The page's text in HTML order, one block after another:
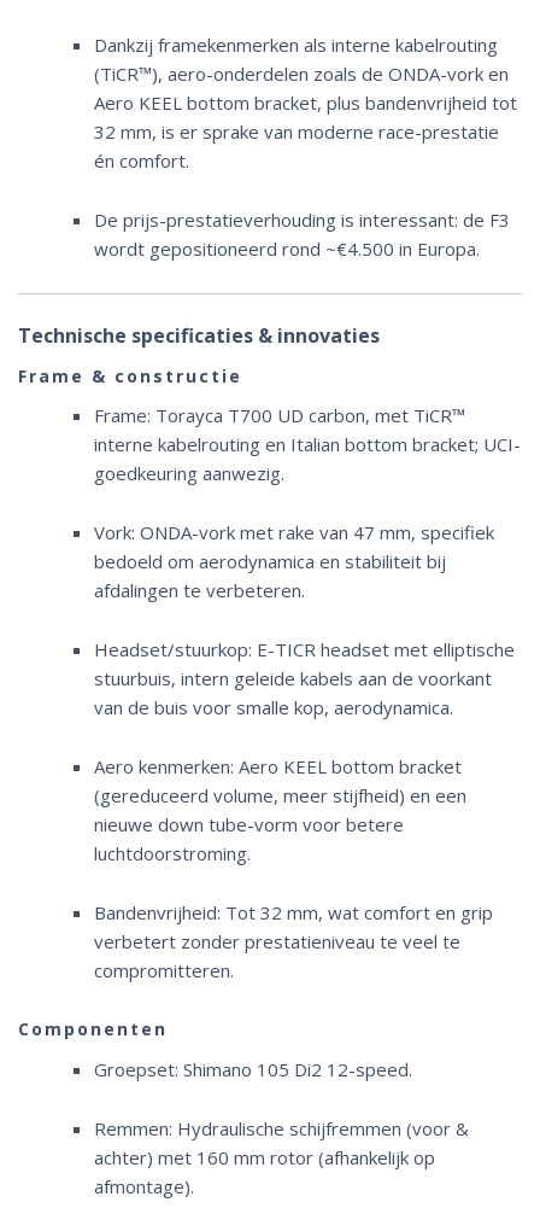
Dankzij framekenmerken als interne kabelrouting
(TiCR™), aero-onderdelen zoals de ONDA-vork en
Aero KEEL bottom bracket, plus bandenvrijheid tot
32 mm, is er sprake van moderne race-prestatie
én comfort.
De prijs-prestatieverhouding is interessant: de F3
wordt gepositioneerd rond ~€4.500 in Europa.
Technische specificaties & innovaties
Frame & constructie
Frame: Torayca T700 UD carbon, met TiCR™
interne kabelrouting en Italian bottom bracket; UCI-
goedkeuring aanwezig.
Vork: ONDA-vork met rake van 47 mm, specifiek
bedoeld om aerodynamica en stabiliteit bij
afdalingen te verbeteren.
Headset/stuurkop: E-TICR headset met elliptische
stuurbuis, intern geleide kabels aan de voorkant
van de buis voor smalle kop, aerodynamica.
Aero kenmerken: Aero KEEL bottom bracket
(gereduceerd volume, meer stijfheid) en een
nieuwe down tube-vorm voor betere
luchtdoorstroming.
Bandenvrijheid: Tot 32 mm, wat comfort en grip
verbetert zonder prestatieniveau te veel te
compromitteren.
Componenten
Groepset: Shimano 105 Di2 12-speed.
Remmen: Hydraulische schijfremmen (voor &
achter) met 160 mm rotor (afhankelijk op
afmontage).